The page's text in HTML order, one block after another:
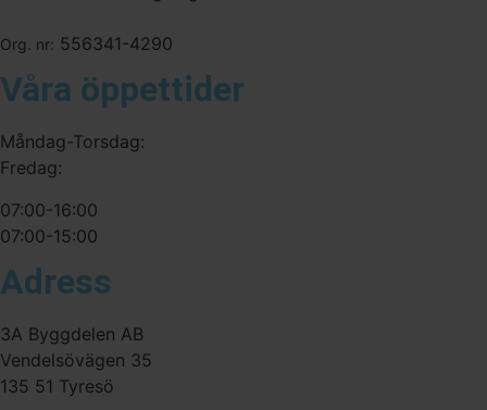
Org. nr: 556341-4290
Våra öppettider
Måndag-Torsdag:
Fredag:
07:00-16:00
07:00-15:00
Adress
3A Byggdelen AB
Vendelsövägen 35
135 51 Tyresö